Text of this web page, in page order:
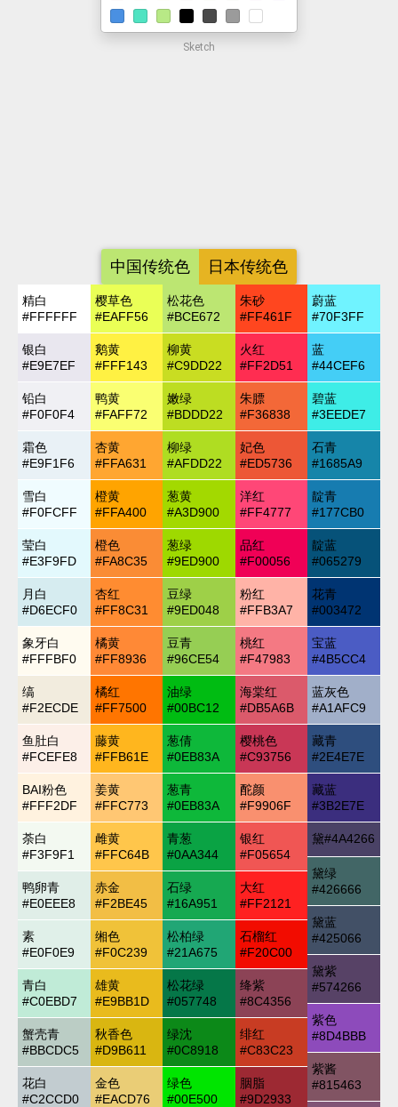
Sketch
中国传统色 日本传统色
蔚蓝
#70F3FF
蓝
#44CEF6
碧蓝
#3EEDE7
石青
#1685A9
靛青
#177CB0
靛蓝
#065279
花青
#003472
宝蓝
#4B5CC4
蓝灰色
#A1AFC9
藏青
#2E4E7E
藏蓝
#3B2E7E
黛#4A4266
黛绿
#426666
黛蓝
#425066
黛紫
#574266
紫色
#8D4BBB
紫酱
#815463
朱砂
#FF461F
火红
#FF2D51
朱膘
#F36838
妃色
#ED5736
洋红
#FF4777
品红
#F00056
粉红
#FFB3A7
桃红
#F47983
海棠红
#DB5A6B
樱桃色
#C93756
酡颜
#F9906F
银红
#F05654
大红
#FF2121
石榴红
#F20C00
绛紫
#8C4356
绯红
#C83C23
胭脂
#9D2933
松花色
#BCE672
柳黄
#C9DD22
嫩绿
#BDDD22
柳绿
#AFDD22
葱黄
#A3D900
葱绿
#9ED900
豆绿
#9ED048
豆青
#96CE54
油绿
#00BC12
葱倩
#0EB83A
葱青
#0EB83A
青葱
#0AA344
石绿
#16A951
松柏绿
#21A675
松花绿
#057748
绿沈
#0C8918
绿色
#00E500
樱草色
#EAFF56
鹅黄
#FFF143
鸭黄
#FAFF72
杏黄
#FFA631
橙黄
#FFA400
橙色
#FA8C35
杏红
#FF8C31
橘黄
#FF8936
橘红
#FF7500
藤黄
#FFB61E
姜黄
#FFC773
雌黄
#FFC64B
赤金
#F2BE45
缃色
#F0C239
雄黄
#E9BB1D
秋香色
#D9B611
金色
#EACD76
精白
#FFFFFF
银白
#E9E7EF
铅白
#F0F0F4
霜色
#E9F1F6
雪白
#F0FCFF
莹白
#E3F9FD
月白
#D6ECF0
象牙白
#FFFBF0
缟
#F2ECDE
鱼肚白
#FCEFE8
BAI粉色
#FFF2DF
荼白
#F3F9F1
鸭卵青
#E0EEE8
素
#E0F0E9
青白
#C0EBD7
蟹壳青
#BBCDC5
花白
#C2CCD0